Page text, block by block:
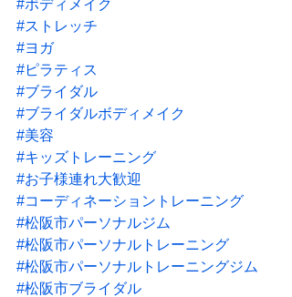
#ボディメイク
#ストレッチ
#ヨガ
#ピラティス
#ブライダル
#ブライダルボディメイク
#美容
#キッズトレーニング
#お子様連れ大歓迎
#コーディネーショントレーニング
#松阪市パーソナルジム
#松阪市パーソナルトレーニング
#松阪市パーソナルトレーニングジム
#松阪市ブライダル